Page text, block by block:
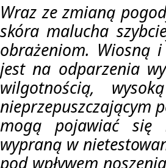
Wraz ze zmianą
skóra malucha
obrażeniom. Wiosną
jest na odparzenia
wilgotnością,
nieprzepuszczającym
mogą pojawiać się
wypraną w
pod wpływem